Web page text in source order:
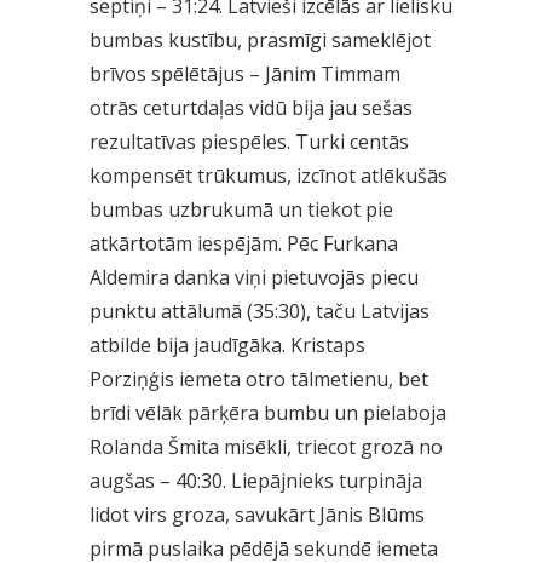
septiņi – 31:24. Latvieši izcēlās ar lielisku
bumbas kustību, prasmīgi sameklējot
brīvos spēlētājus – Jānim Timmam
otrās ceturtdaļas vidū bija jau sešas
rezultatīvas piespēles. Turki centās
kompensēt trūkumus, izcīnot atlēkušās
bumbas uzbrukumā un tiekot pie
atkārtotām iespējām. Pēc Furkana
Aldemira danka viņi pietuvojās piecu
punktu attālumā (35:30), taču Latvijas
atbilde bija jaudīgāka. Kristaps
Porziņģis iemeta otro tālmetienu, bet
brīdi vēlāk pārķēra bumbu un pielaboja
Rolanda Šmita misēkli, triecot grozā no
augšas – 40:30. Liepājnieks turpināja
lidot virs groza, savukārt Jānis Blūms
pirmā puslaika pēdējā sekundē iemeta